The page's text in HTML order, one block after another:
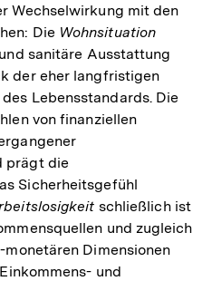
Wechselwirkung mit den
Die Wohnsituation
sanitäre Ausstattung
der eher langfristigen
Lebensstandards. Die
von finanziellen
prägt die
Sicherheitsgefühl
schließlich ist
und zugleich
Dimensionen
und